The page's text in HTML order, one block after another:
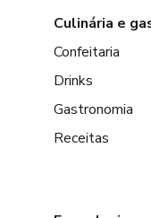
Culinária e
Confeitaria
Drinks
Gastronomia
Receitas